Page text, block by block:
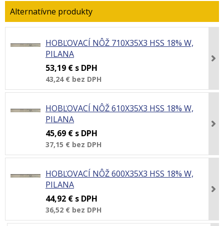
HOBĽOVACÍ NÔŽ 710X35X3 HSS 18% W,
PILANA
53,19 € s DPH
43,24 € bez DPH
HOBĽOVACÍ NÔŽ 610X35X3 HSS 18% W,
PILANA
45,69 € s DPH
37,15 € bez DPH
HOBĽOVACÍ NÔŽ 600X35X3 HSS 18% W,
PILANA
44,92 € s DPH
36,52 € bez DPH